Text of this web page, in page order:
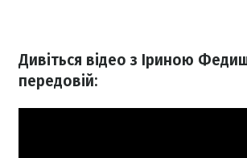
Дивіться відео з Іриною
передовій: